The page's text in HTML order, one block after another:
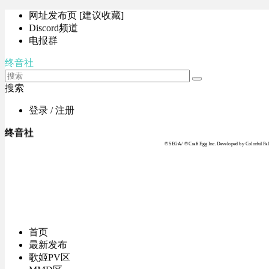
网址发布页 [建议收藏]
Discord频道
电报群
终音社
搜索
登录 / 注册
终音社
© SEGA / © Craft Egg Inc. Developed by Colorful
首页
最新发布
歌姬PV区